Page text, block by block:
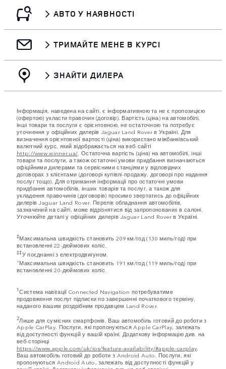
АВТО У НАЯВНОСТІ
ТРИМАЙТЕ МЕНЕ В КУРСІ
ЗНАЙТИ ДИЛЕРА
Інформація, наведена на сайті, є інформативною та не є пропозицією
(офертою) укласти правочин (договір). Вартість (ціна) на автомобілі,
інші товари та послуги є орієнтовною, не остаточною та потребує
уточнення у офіційних дилерів Jaguar Land Rover в Україні. Для
визначення орієнтовної вартості (ціна) використано міжбанківський
валютний курс, який відображається на веб-сайті
http://www.winner.ua/ . Остаточна вартість (ціна) на автомобілі, інші
товари та послуги, а також остаточні умови придбання визначаються
офіційними дилерами та сервісними станціями у відповідних
договорах з клієнтами (договорі купівлі-продажу, договорі про надання
послуг тощо). Для отримання інформації про остаточні умови
придбання автомобілів, інших товарів та послуг, а також для
укладення правочинів (договорів) просимо звертатись до офіційних
дилерів Jaguar Land Rover. Перелік обладнання автомобілів,
зазначений на сайті, може відрізнятися від запропонованих в салоні.
Уточнюйте деталі у офіційних дилерів Jaguar Land Rover в Україні.
‡Максимальна швидкість становить 209 км/год (130 миль/год) при
встановленні 22-дюймових коліс.
‡‡У поєднанні з електродвигуном.​
⬨Максимальна швидкість становить 191 км/год (119 миль/год) при
встановленні 20-дюймових коліс.
1Система навігації Connected Navigation потребуватиме
продовження послуг підписки по завершенні початкового терміну,
наданого вашим роздрібним продавцем Land Rover.
2Лише для сумісних смартфонів. Ваш автомобіль готовий до роботи з
Apple CarPlay. Послуги, які пропонуються Apple CarPlay, залежать
від доступності функцій у вашій країні. Додаткову інформацію див. на
веб-сторінці
https://www.apple.com/uk/ios/feature-availability/#apple-carplay.
Ваш автомобіль готовий до роботи з Android Auto. Послуги, які
пропонуються Android Auto, залежать від доступності функцій у